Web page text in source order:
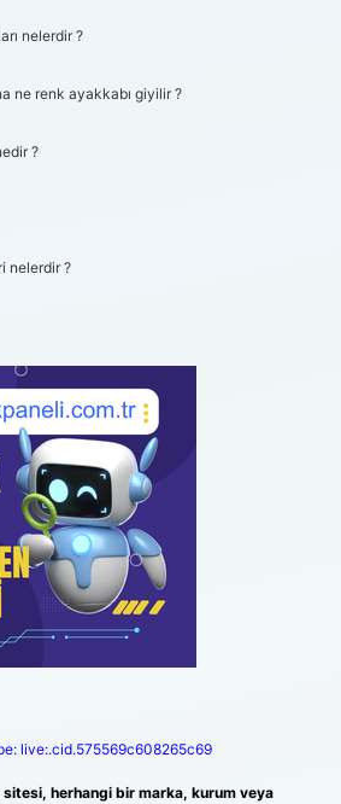
nelerdir ?
ne renk ayakkabı giyilir ?
?
nelerdir ?
live:.cid.575569c608265c69
herhangi bir marka, kurum veya